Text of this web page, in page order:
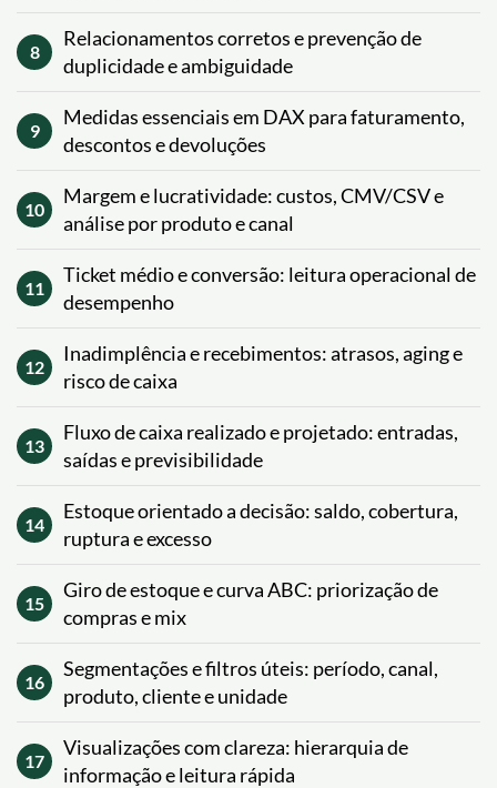
8
Relacionamentos corretos e prevenção de
duplicidade e ambiguidade
9
Medidas essenciais em DAX para faturamento,
descontos e devoluções
10
Margem e lucratividade: custos, CMV/CSV e
análise por produto e canal
11
Ticket médio e conversão: leitura operacional de
desempenho
12
Inadimplência e recebimentos: atrasos, aging e
risco de caixa
13
Fluxo de caixa realizado e projetado: entradas,
saídas e previsibilidade
14
Estoque orientado a decisão: saldo, cobertura,
ruptura e excesso
15
Giro de estoque e curva ABC: priorização de
compras e mix
16
Segmentações e filtros úteis: período, canal,
produto, cliente e unidade
17
Visualizações com clareza: hierarquia de
informação e leitura rápida